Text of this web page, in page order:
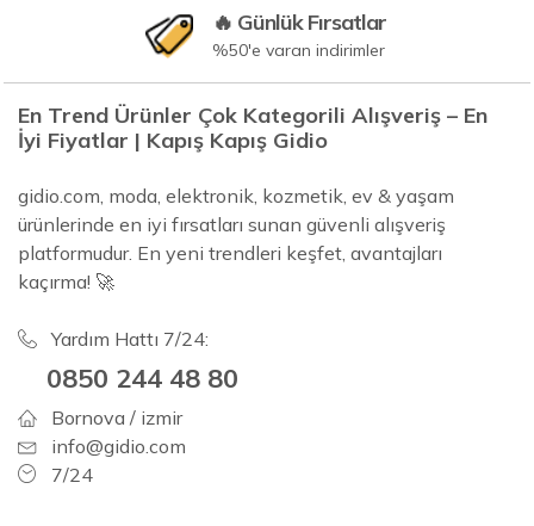
🔥 Günlük Fırsatlar
%50'e varan indirimler
En Trend Ürünler Çok Kategorili Alışveriş – En
İyi Fiyatlar | Kapış Kapış Gidio
gidio.com, moda, elektronik, kozmetik, ev & yaşam
ürünlerinde en iyi fırsatları sunan güvenli alışveriş
platformudur. En yeni trendleri keşfet, avantajları
kaçırma! 🚀
Yardım Hattı 7/24:
0850 244 48 80
Bornova / izmir
info@gidio.com
7/24